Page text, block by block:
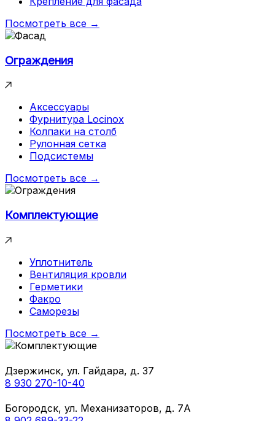
Посмотреть все →
Ограждения
Аксессуары
Фурнитура Locinox
Колпаки на столб
Рулонная сетка
Подсистемы
Посмотреть все →
Комплектующие
Уплотнитель
Вентиляция кровли
Герметики
Факро
Саморезы
Посмотреть все →
Дзержинск, ул. Гайдара, д. 37
8 930 270-10-40
Богородск, ул. Механизаторов, д. 7А